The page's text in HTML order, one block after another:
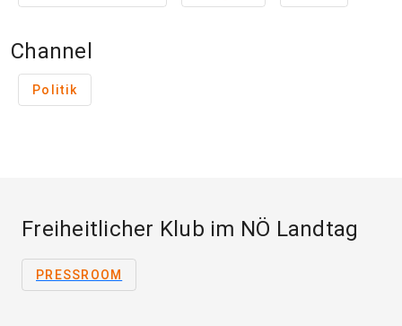
Channel
Politik
Freiheitlicher Klub im NÖ Landtag
PRESSROOM